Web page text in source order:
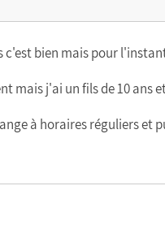
bien mais pour
mais j'ai un fils de 10 ans
à horaires réguliers et